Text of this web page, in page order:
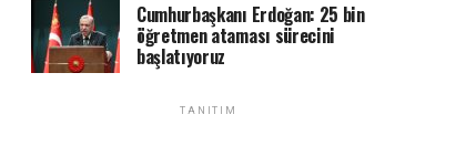
Cumhurbaşkanı Erdoğan: 25 bin
öğretmen ataması sürecini
başlatıyoruz
TANITIM